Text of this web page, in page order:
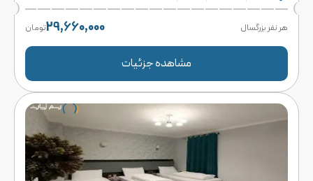
هر نفر بزرگسال 29,660,000تومان
مشاهده جزئیات